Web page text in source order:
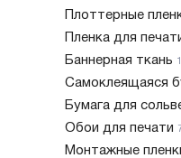
Плоттерные
Пленка для
Баннерная ткань
Самоклеящаяся
Бумага для
Обои для печати
Монтажные